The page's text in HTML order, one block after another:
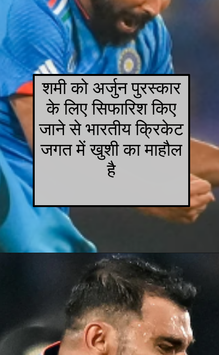
शमी को अर्जुन पुरस्कार
के लिए सिफारिश किए
जाने से भारतीय क्रिकेट
जगत में खुशी का माहौल
है